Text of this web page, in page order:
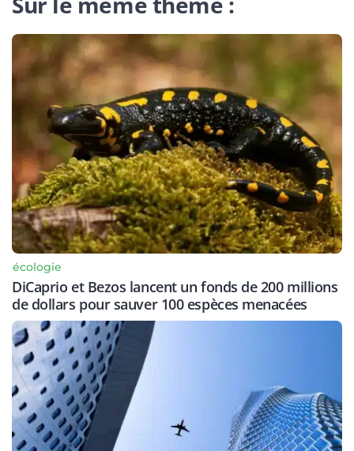
écologie
DiCaprio et Bezos lancent un fonds de 200 millions
de dollars pour sauver 100 espèces menacées